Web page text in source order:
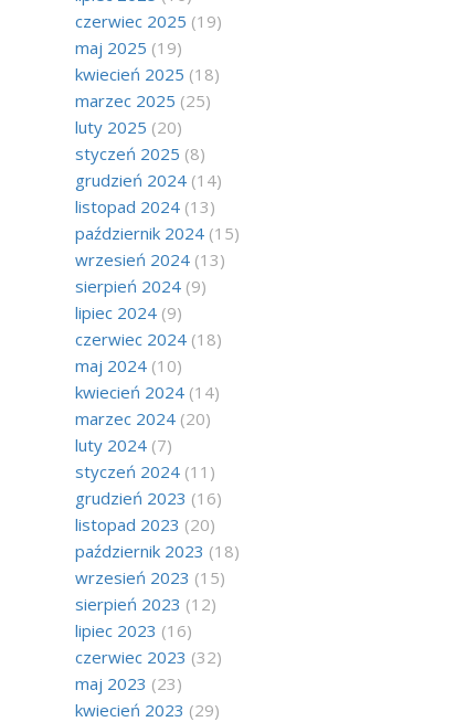
czerwiec 2025 (19)
maj 2025 (19)
kwiecień 2025 (18)
marzec 2025 (25)
luty 2025 (20)
styczeń 2025 (8)
grudzień 2024(14)
listopad 2024(13)
październik 2024(15)
wrzesień 2024(13)
sierpień 2024(9)
lipiec 2024(9)
czerwiec 2024(18)
maj 2024(10)
kwiecień 2024(14)
marzec 2024(20)
luty 2024(7)
styczeń 2024(11)
grudzień 2023 (16)
listopad 2023 (20)
październik 2023 (18)
wrzesień 2023 (15)
sierpień 2023 (12)
lipiec 2023 (16)
czerwiec 2023 (32)
maj 2023 (23)
kwiecień 2023 (29)